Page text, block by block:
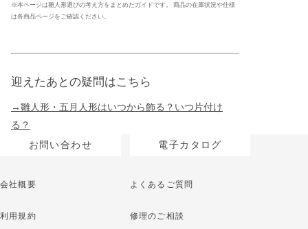
※本ページは雛人形選びの考え方をまとめたガイドです。 商品の在庫状況や仕様
は各商品ページをご確認ください。
迎えたあとの疑問はこちら
→雛人形・五月人形はいつから飾る？いつ片付け
る？
お問い合わせ
電子カタログ
会社概要
利用規約
よくあるご質問
修理のご相談